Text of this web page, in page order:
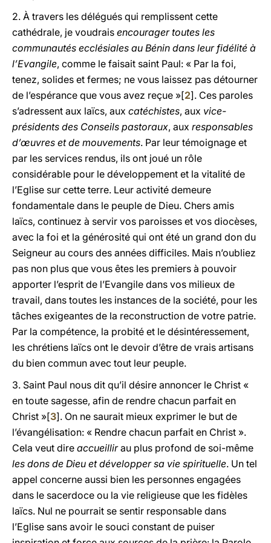
2. À travers les délégués qui remplissent cette
cathédrale, je voudrais encourager toutes les
communautés ecclésiales au Bénin dans leur fidélité à
l’Evangile, comme le faisait saint Paul: « Par la foi,
tenez, solides et fermes; ne vous laissez pas détourner
de l’espérance que vous avez reçue »[2]. Ces paroles
s’adressent aux laïcs, aux catéchistes, aux vice-
présidents des Conseils pastoraux, aux responsables
d’œuvres et de mouvements. Par leur témoignage et
par les services rendus, ils ont joué un rôle
considérable pour le développement et la vitalité de
l’Eglise sur cette terre. Leur activité demeure
fondamentale dans le peuple de Dieu. Chers amis
laïcs, continuez à servir vos paroisses et vos diocèses,
avec la foi et la générosité qui ont été un grand don du
Seigneur au cours des années difficiles. Mais n’oubliez
pas non plus que vous êtes les premiers à pouvoir
apporter l’esprit de l’Evangile dans vos milieux de
travail, dans toutes les instances de la société, pour les
tâches exigeantes de la reconstruction de votre patrie.
Par la compétence, la probité et le désintéressement,
les chrétiens laïcs ont le devoir d’être de vrais artisans
du bien commun avec tout leur peuple.
3. Saint Paul nous dit qu’il désire annoncer le Christ «
en toute sagesse, afin de rendre chacun parfait en
Christ »[3]. On ne saurait mieux exprimer le but de
l’évangélisation: « Rendre chacun parfait en Christ ».
Cela veut dire accueillirau plus profond de soi-même
les dons de Dieu et développer sa vie spirituelle. Un tel
appel concerne aussi bien les personnes engagées
dans le sacerdoce ou la vie religieuse que les fidèles
laïcs. Nul ne pourrait se sentir responsable dans
l’Eglise sans avoir le souci constant de puiser